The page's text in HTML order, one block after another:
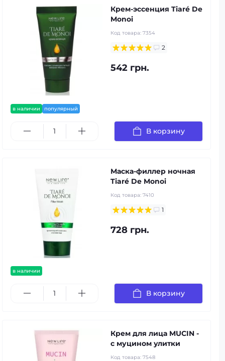
в наличии популярный
Крем-эссенция Tiaré De
Monoi
Код товара: 7354
2
542 грн.
В корзину
в наличии
Маска-филлер ночная
Tiaré De Monoi
Код товара: 7410
1
728 грн.
В корзину
Крем для лица MUCIN -
с муцином улитки
Код товара: 7548